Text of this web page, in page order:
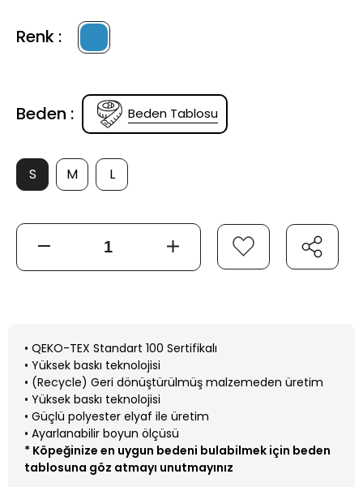
Renk :
Beden : Beden Tablosu
S M L
• QEKO-TEX Standart 100 Sertifikalı
• Yüksek baskı teknolojisi
• (Recycle) Geri dönüştürülmüş malzemeden üretim
• Yüksek baskı teknolojisi
• Güçlü polyester elyaf ile üretim
• Ayarlanabilir boyun ölçüsü
* Köpeğinize en uygun bedeni bulabilmek için beden
tablosuna göz atmayı unutmayınız